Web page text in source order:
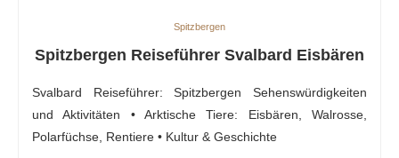
Spitzbergen
Spitzbergen Reiseführer Svalbard Eisbären
Svalbard Reiseführer: Spitzbergen Sehenswürdigkeiten
und Aktivitäten • Arktische Tiere: Eisbären, Walrosse,
Polarfüchse, Rentiere • Kultur & Geschichte